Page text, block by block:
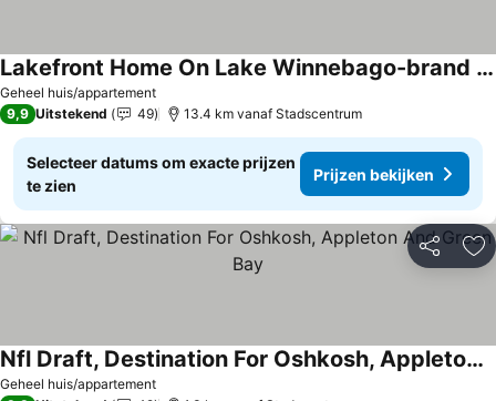
Geheel huis/appartement
Lakefront Home On Lake Winnebago-brand New Construction-4 Bedroom-2 Full Bath
9,9 Uitstekend 49 13.4 km vanaf Stadscentrum
Selecteer datums om exacte prijzen
te zien
Prijzen bekijken
Delen
Geheel huis/appartement
Nfl Draft, Destination For Oshkosh, Appleton And Green Bay